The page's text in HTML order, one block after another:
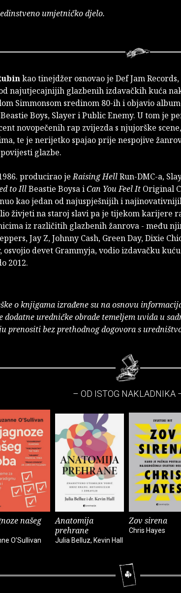
umjetničko djelo.
kao tinejdžer osnovao je Def Jam
najutjecajnijih glazbenih izdavačkih kuća
Simmonsom sredinom 80-ih i objavio
Beastie Boys, Slayer i Public Enemy. U tom je
novopečenih rap zvijezda s njujorške
te je nerijetko spajao prije nespojive
glazbe.
producirao jeRaising HellRun-DMC-a,
to IllBeastie Boysa iCan You Feel It Original
kao jedan od najuspješnijih i
živjeti na staroj slavi pa je tijekom karijere
iz različitih glazbenih žanrova - među
Jay Z, Johnny Cash, Green Day, Dixie
osvojio devet Grammyja, vodio izdavačku
2012.
o knjigama izrađene su na osnovu
dodatne uredničke obrade temeljem uvida u
prenositi bez prethodnog dogovora s
– OD ISTOG NAKLADNIKA
našeg
O’Sullivan
Anatomija
prehrane
Julia Belluz, Kevin Hall
Zov sirena
Chris Hayes